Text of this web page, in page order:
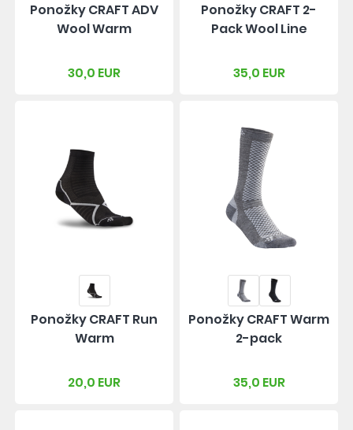
Ponožky CRAFT ADV
Wool Warm
30,0 EUR
Ponožky CRAFT 2-
Pack Wool Line
35,0 EUR
Ponožky CRAFT Run
Warm
20,0 EUR
Ponožky CRAFT Warm
2-pack
35,0 EUR